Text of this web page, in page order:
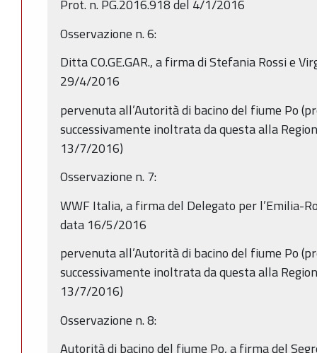
Prot. n. PG.2016.918 del 4/1/2016
Osservazione n. 6:
Ditta CO.GE.GAR., a firma di Stefania Rossi e
29/4/2016
pervenuta all’Autorità di bacino del fiume Po
successivamente inoltrata da questa alla
13/7/2016)
Osservazione n. 7:
WWF Italia, a firma del Delegato per l’Emilia-
data 16/5/2016
pervenuta all’Autorità di bacino del fiume Po
successivamente inoltrata da questa alla
13/7/2016)
Osservazione n. 8:
Autorità di bacino del fiume Po, a firma del